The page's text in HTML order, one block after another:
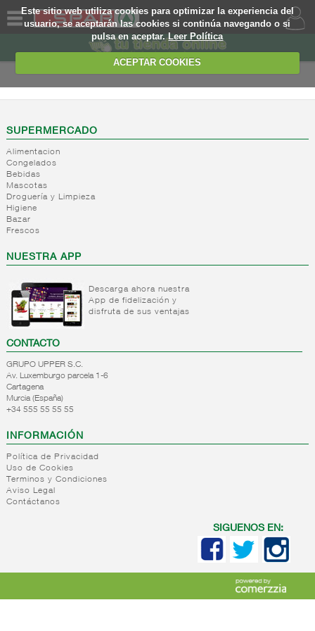
Este sitio web utiliza cookies para optimizar la experiencia del
usuario, se aceptarán las cookies si continúa navegando o si
pulsa en aceptar.Leer Política
ACEPTAR COOKIES
SOMOS
WEB
EJEMPLO
SUPERMERCADO
Alimentacion
Congelados
Bebidas
Mascotas
Droguería y Limpieza
Higiene
Bazar
Frescos
NUESTRA APP
Descarga ahora nuestra
App de fidelización y
disfruta de sus ventajas
CONTACTO
GRUPO UPPER S.C.
Av. Luxemburgo parcela 1-6
Cartagena
Murcia (España)
+34 555 55 55 55
INFORMACIÓN
Política de Privacidad
Uso de Cookies
Terminos y Condiciones
Aviso Legal
Contáctanos
SIGUENOS EN: